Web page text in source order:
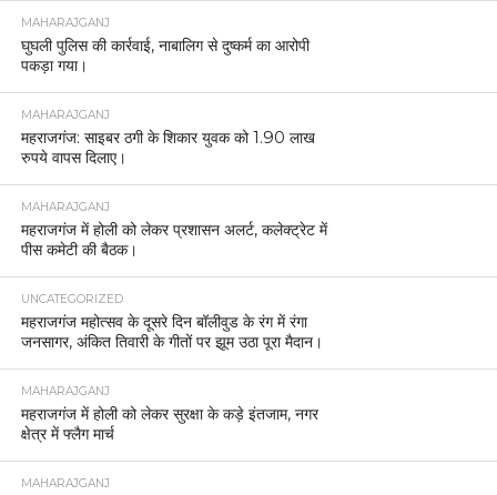
MAHARAJGANJ
घुघली पुलिस की कार्रवाई, नाबालिग से दुष्कर्म का आरोपी
पकड़ा गया।
MAHARAJGANJ
महराजगंज: साइबर ठगी के शिकार युवक को 1.90 लाख
रुपये वापस दिलाए।
MAHARAJGANJ
महराजगंज में होली को लेकर प्रशासन अलर्ट, कलेक्ट्रेट में
पीस कमेटी की बैठक।
UNCATEGORIZED
महराजगंज महोत्सव के दूसरे दिन बॉलीवुड के रंग में रंगा
जनसागर, अंकित तिवारी के गीतों पर झूम उठा पूरा मैदान।
MAHARAJGANJ
महराजगंज में होली को लेकर सुरक्षा के कड़े इंतजाम, नगर
क्षेत्र में फ्लैग मार्च
MAHARAJGANJ